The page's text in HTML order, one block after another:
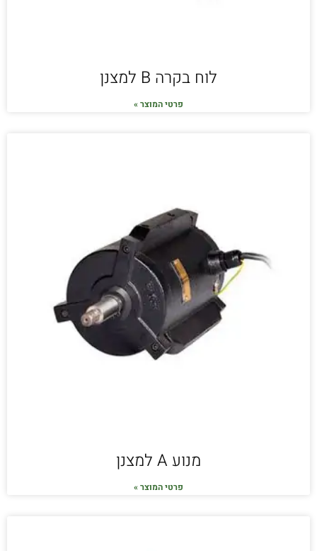
לוח בקרה B למצנן
פרטי המוצר »
מנוע A למצנן
פרטי המוצר »